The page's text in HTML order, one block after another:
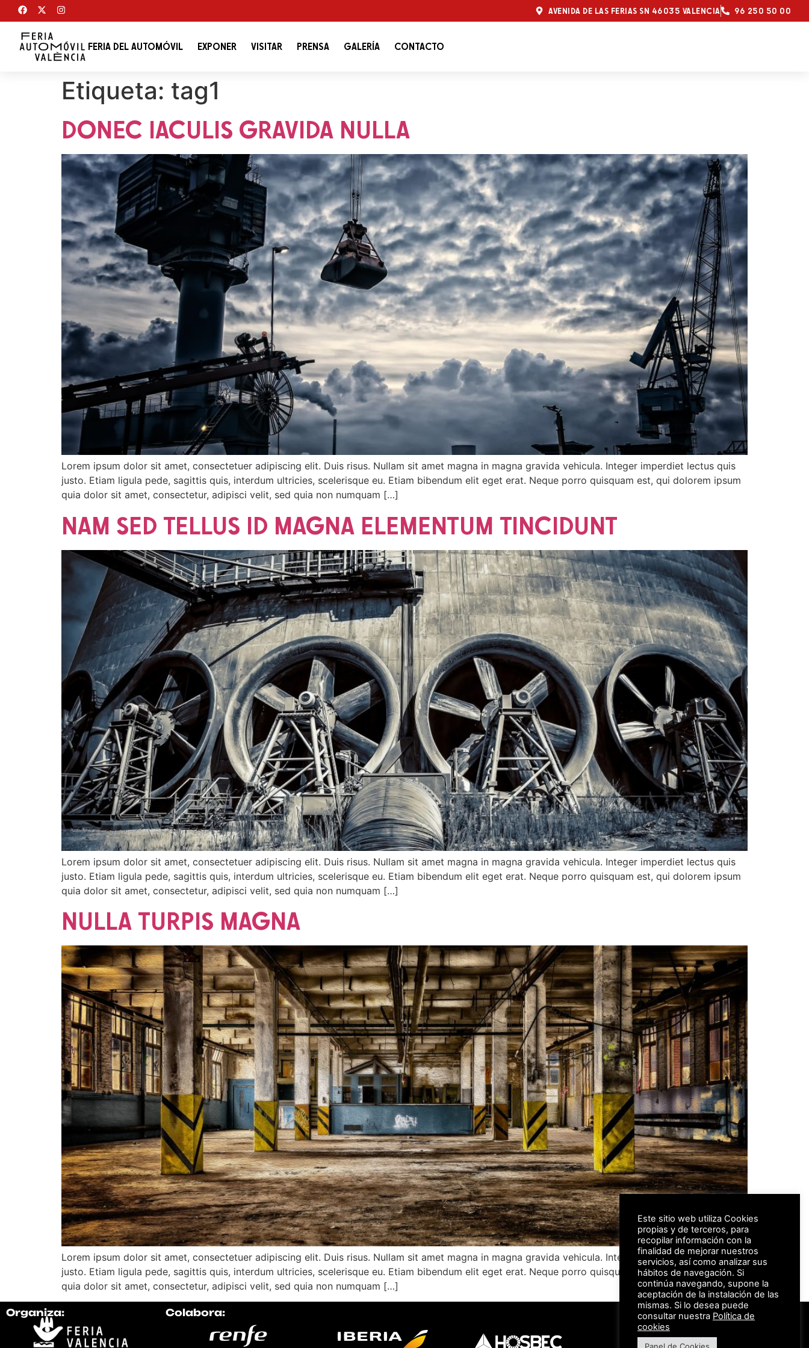
AVENIDA DE LAS FERIAS SN 46035 VALENCIA 96 250 50 00
FERIA DEL AUTOMÓVIL EXPONER VISITAR PRENSA GALERÍA CONTACTO
Etiqueta: tag1
DONEC IACULIS GRAVIDA NULLA
Lorem ipsum dolor sit amet, consectetuer adipiscing elit. Duis risus. Nullam sit amet magna in magna gravida vehicula. Integer imperdiet lectus quis
justo. Etiam ligula pede, sagittis quis, interdum ultricies, scelerisque eu. Etiam bibendum elit eget erat. Neque porro quisquam est, qui dolorem ipsum
quia dolor sit amet, consectetur, adipisci velit, sed quia non numquam […]
NAM SED TELLUS ID MAGNA ELEMENTUM TINCIDUNT
Lorem ipsum dolor sit amet, consectetuer adipiscing elit. Duis risus. Nullam sit amet magna in magna gravida vehicula. Integer imperdiet lectus quis
justo. Etiam ligula pede, sagittis quis, interdum ultricies, scelerisque eu. Etiam bibendum elit eget erat. Neque porro quisquam est, qui dolorem ipsum
quia dolor sit amet, consectetur, adipisci velit, sed quia non numquam […]
NULLA TURPIS MAGNA
Lorem ipsum dolor sit amet, consectetuer adipiscing elit. Duis risus. Nullam sit amet magna in magna gravida vehicula. Integer imperdiet lectus quis
justo. Etiam ligula pede, sagittis quis, interdum ultricies, scelerisque eu. Etiam bibendum elit eget erat. Neque porro quisquam est, qui dolorem ipsum
quia dolor sit amet, consectetur, adipisci velit, sed quia non numquam […]
Organiza: Colabora: #FeriaAutomovil25
Este sitio web utiliza Cookies
propias y de terceros, para
recopilar información con la
finalidad de mejorar nuestros
servicios, así como analizar sus
hábitos de navegación. Si
continúa navegando, supone la
aceptación de la instalación de las
mismas. Si lo desea puede
consultar nuestra Política de
cookies